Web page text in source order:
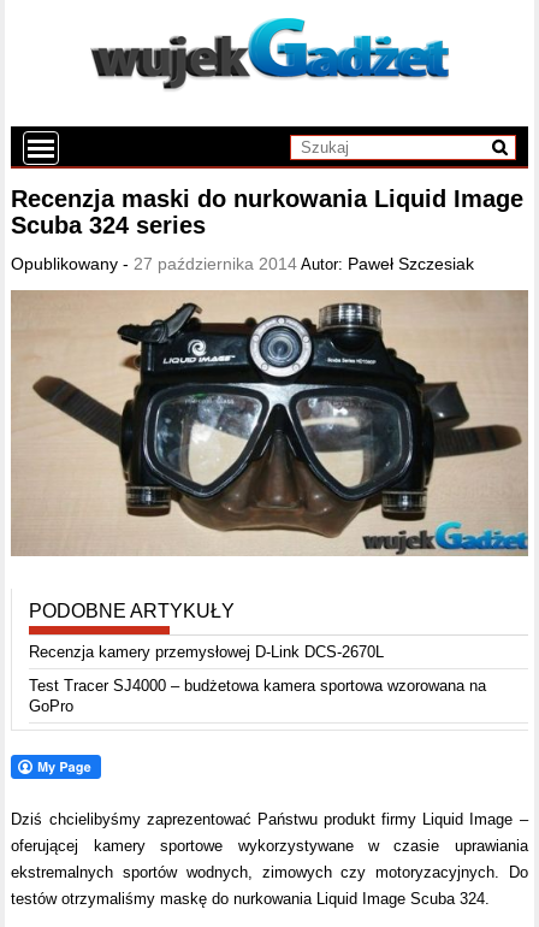
Recenzja maski do nurkowania Liquid Image
Scuba 324 series
Opublikowany - 27 października 2014 Autor: Paweł Szczesiak
PODOBNE ARTYKUŁY
Recenzja kamery przemysłowej D-Link DCS-2670L
Test Tracer SJ4000 – budżetowa kamera sportowa wzorowana na
GoPro
Dziś chcielibyśmy zaprezentować Państwu produkt firmy Liquid Image –
oferującej kamery sportowe wykorzystywane w czasie uprawiania
ekstremalnych sportów wodnych, zimowych czy motoryzacyjnych. Do
testów otrzymaliśmy maskę do nurkowania Liquid Image Scuba 324.